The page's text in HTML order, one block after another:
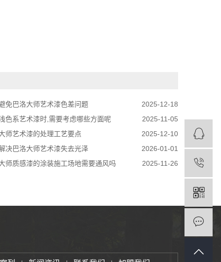
免巴洛大师艺术漆色差问题
2025-12-18
色系艺术漆时,需要考虑哪些方面呢
2025-11-05
师艺术漆的处理工艺要点
2025-12-10
决巴洛大师艺术漆失去光泽
2026-01-01
师质感漆的涂装施工场地需要通风吗 2025-11-26